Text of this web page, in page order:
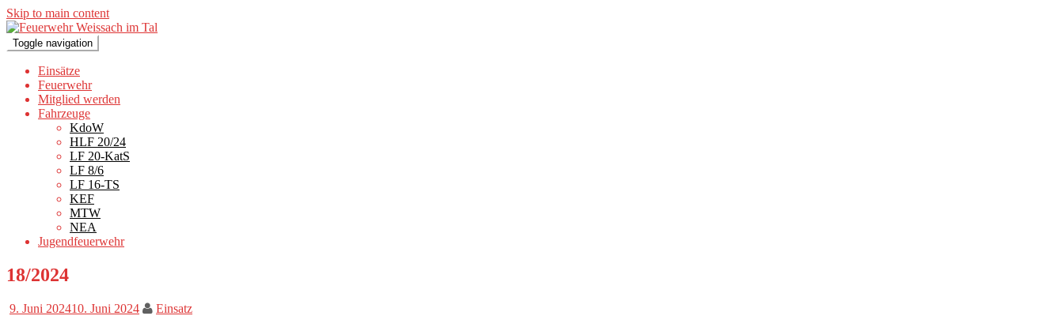
Skip to main content
Toggle navigation
Einsätze
Feuerwehr
Mitglied werden
Fahrzeuge
KdoW
HLF 20/24
LF 20-KatS
LF 8/6
LF 16-TS
KEF
MTW
NEA
Jugendfeuerwehr
18/2024
9. Juni 202410. Juni 2024 Einsatz